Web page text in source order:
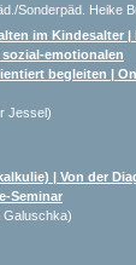
Sonderpäd. Heike
im Kindesalter |
emotionalen
begleiten |
Jessel)
| Von der
Seminar
Galuschka)